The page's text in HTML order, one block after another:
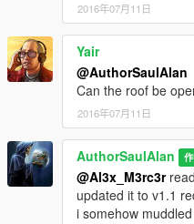
2016年07月11日
Yair
@AuthorSaulAlan
Can the roof be
2016年07月11日
AuthorSaulAlan
@Al3x_M3rc3r
updated it to v1.1
i somehow